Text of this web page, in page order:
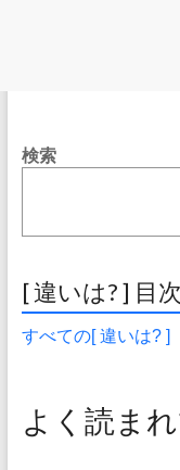
検索
[ 違いは? ] 目次
すべての[ 違いは? ]
よく読ま